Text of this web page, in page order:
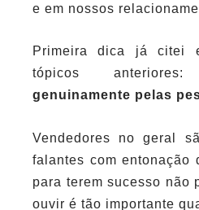
e em nossos
Primeira dica já citei
tópicos
genuinamente pelas
Vendedores no geral
falantes com entonação
para terem sucesso não
ouvir é tão importante